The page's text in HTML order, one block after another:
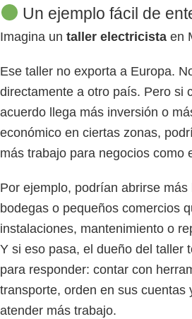
Un ejemplo fácil de
Imagina un taller electricista en
Ese taller no exporta a Europa.
directamente a otro país. Pero si
acuerdo llega más inversión o
económico en ciertas zonas,
más trabajo para negocios como
Por ejemplo, podrían abrirse más
bodegas o pequeños comercios
instalaciones, mantenimiento o
Y si eso pasa, el dueño del taller
para responder: contar con
transporte, orden en sus cuentas
atender más trabajo.